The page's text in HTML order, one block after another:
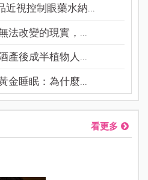
近視控制眼藥水納...
法改變的現實，...
產後成半植物人...
金睡眠：為什麼...
看更多